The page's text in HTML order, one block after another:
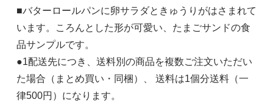
■バターロールパンに卵サラダときゅうりがはさまれて
います。ころんとした形が可愛い、たまごサンドの食
品サンプルです。
●1配送先につき、送料別の商品を複数ご注文いただい
た場合（まとめ買い・同梱）、 送料は1個分送料（一
律500円）になります。